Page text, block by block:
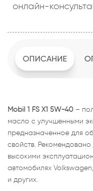
онлайн-
ОПИСАНИЕ
Mobil 1 FS X1 5W-40 –
масло с улучшенными
предназначенное для
свойств.
высокими
автомобилях
и других.